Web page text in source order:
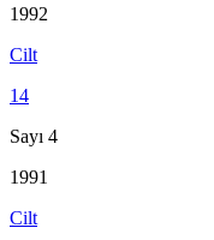
1992
Cilt
14
Sayı 4
1991
Cilt